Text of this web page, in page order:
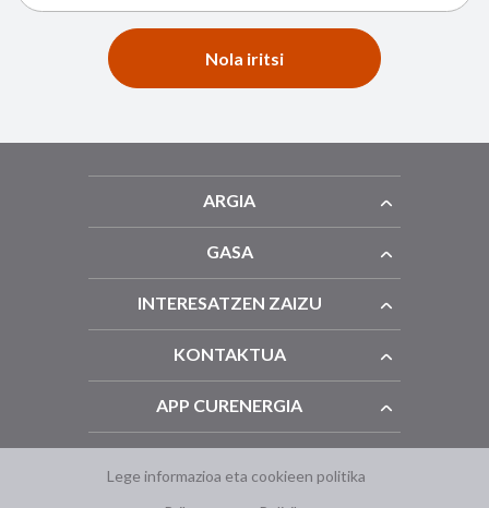
Nola iritsi
ARGIA
GASA
INTERESATZEN ZAIZU
KONTAKTUA
APP CURENERGIA
Lege informazioa eta cookieen politika